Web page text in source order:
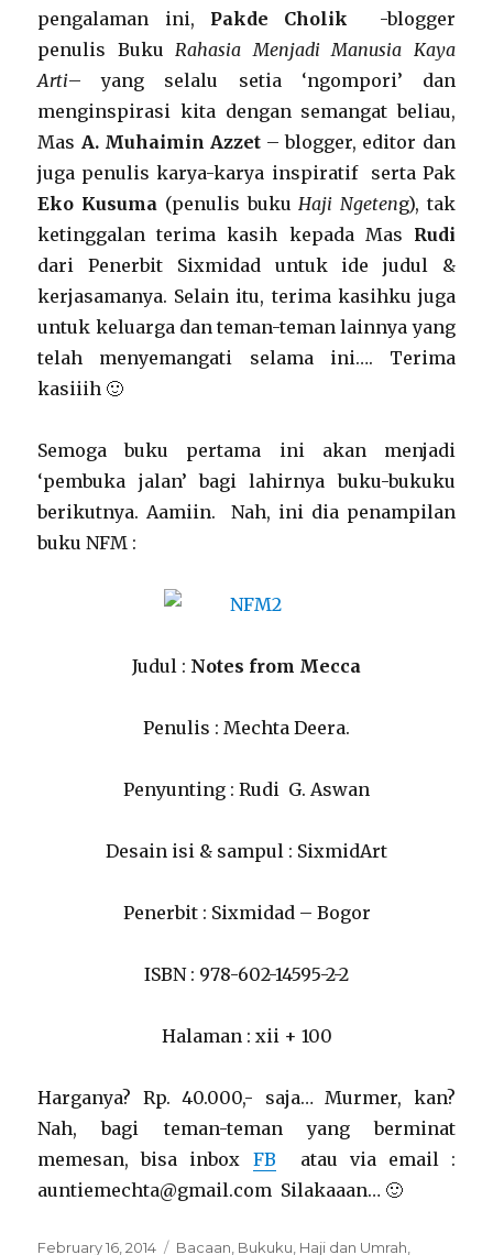
pengalaman ini, Pakde Cholik -blogger
penulis BukuRahasia Menjadi Manusia Kaya
Arti– yang selalu setia ‘ngompori’ dan
menginspirasi kita dengan semangat beliau,
Mas A. Muhaimin Azzet– blogger, editor dan
juga penulis karya-karya inspiratif serta Pak
Eko Kusuma (penulis bukuHaji Ngeteng), tak
ketinggalan terima kasih kepada Mas Rudi
dari Penerbit Sixmidad untuk ide judul &
kerjasamanya. Selain itu, terima kasihku juga
untuk keluarga dan teman-teman lainnya yang
telah menyemangati selama ini…. Terima
kasiiih 🙂
Semoga buku pertama ini akan menjadi
‘pembuka jalan’ bagi lahirnya buku-bukuku
berikutnya. Aamiin. Nah, ini dia penampilan
buku NFM :
Judul : Notes from Mecca
Penulis : Mechta Deera.
Penyunting : Rudi G. Aswan
Desain isi & sampul : SixmidArt
Penerbit : Sixmidad – Bogor
ISBN : 978-602-14595-2-2
Halaman : xii + 100
Harganya? Rp. 40.000,- saja… Murmer, kan?
Nah, bagi teman-teman yang berminat
memesan, bisa inbox FB atau via email :
auntiemechta@gmail.com Silakaaan… 🙂
Posted
February 16, 2014 Categories
Bacaan Bukuku Haji dan Umrah